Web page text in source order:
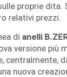
proprie dita.
relativi prezzi.
di anelli
versione più
centralmente,
nuova